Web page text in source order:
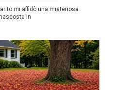
mi affidò una misteriosa
in